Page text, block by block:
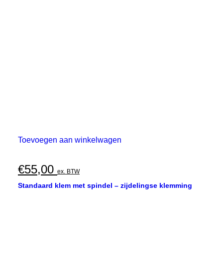
Toevoegen aan winkelwagen
€55,00 ex. BTW
Standaard klem met spindel – zijdelingse klemming